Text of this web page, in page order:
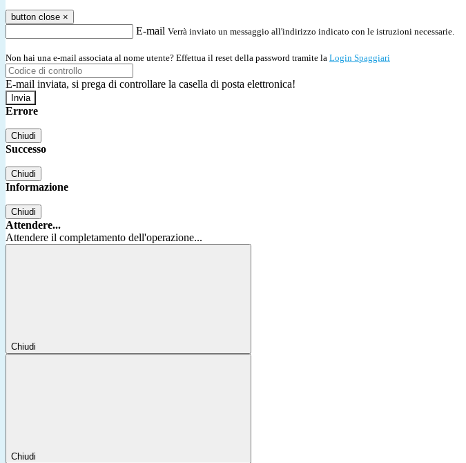
button close ×
E-mail Verrà inviato un messaggio all'indirizzo indicato con le istruzioni necessarie.
Non hai una e-mail associata al nome utente? Effettua il reset della password tramite la Login Spaggiari
E-mail inviata, si prega di controllare la casella di posta elettronica!
Errore
Chiudi
Successo
Chiudi
Informazione
Chiudi
Attendere...
Attendere il completamento dell'operazione...
Chiudi
Chiudi